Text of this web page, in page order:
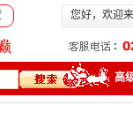
您好，欢迎
高